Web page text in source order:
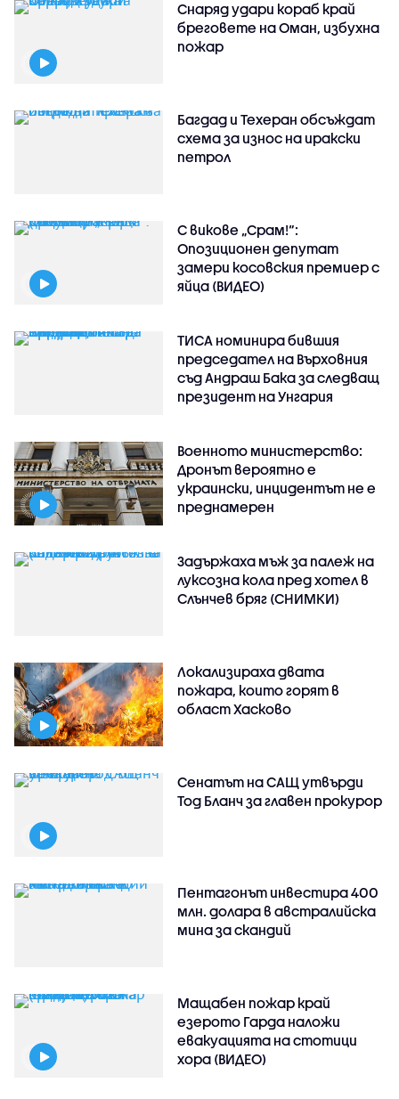
Снаряд удари кораб край
бреговете на Оман, избухна
пожар
Багдад и Техеран обсъждат
схема за износ на иракски
петрол
С викове „Срам!“:
Опозиционен депутат
замери косовския премиер с
яйца (ВИДЕО)
ТИСА номинира бившия
председател на Върховния
съд Андраш Бака за следващ
президент на Унгария
Военното министерство:
Дронът вероятно е
украински, инцидентът не е
преднамерен
Задържаха мъж за палеж на
луксозна кола пред хотел в
Слънчев бряг (СНИМКИ)
Локализираха двата
пожара, които горят в
област Хасково
Сенатът на САЩ утвърди
Тод Бланч за главен прокурор
Пентагонът инвестира 400
млн. долара в австралийска
мина за скандий
Мащабен пожар край
езерото Гарда наложи
евакуацията на стотици
хора (ВИДЕО)